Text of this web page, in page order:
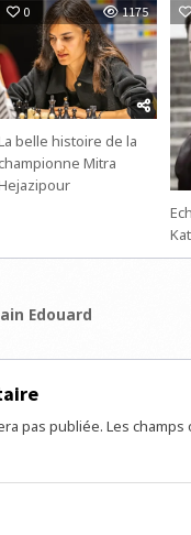
0 1175
belle histoire de la
Mitra
Edouard
pas publiée. Les